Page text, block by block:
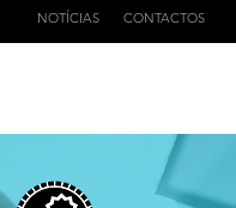
NOTÍCIAS CONTACTOS